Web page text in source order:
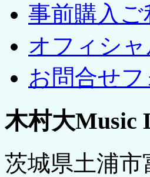
事前購入ご
オフィシ
お問合せ
木村大Music
茨城県土浦